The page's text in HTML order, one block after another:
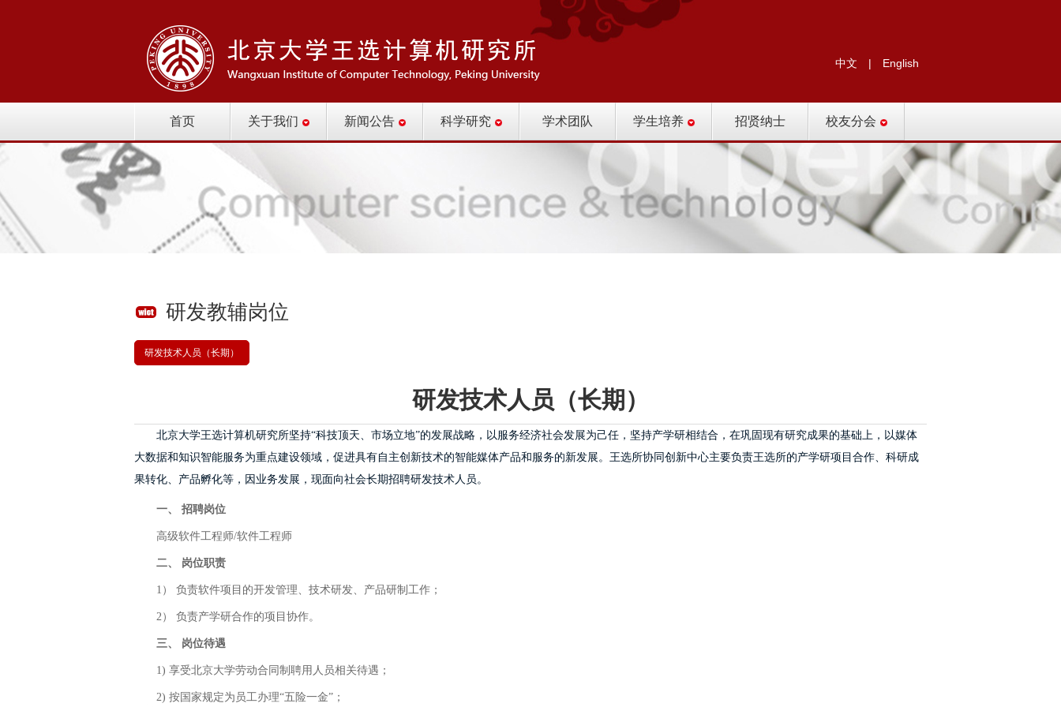
中文 | English
首页 关于我们 新闻公告 科学研究 学术团队 学生培养 招贤纳士 校友分会
研发教辅岗位
研发技术人员（长期）
研发技术人员（长期）
北京大学王选计算机研究所坚持“科技顶天、市场立地”的发展战略，以服务经济社会发展为己任，坚持产学研相结合，在巩固现有研究成果的基础上，以媒体
大数据和知识智能服务为重点建设领域，促进具有自主创新技术的智能媒体产品和服务的新发展。王选所协同创新中心主要负责王选所的产学研项目合作、科研成
果转化、产品孵化等，因业务发展，现面向社会长期招聘研发技术人员。
一、 招聘岗位
高级软件工程师/软件工程师
二、 岗位职责
1） 负责软件项目的开发管理、技术研发、产品研制工作；
2） 负责产学研合作的项目协作。
三、 岗位待遇
1) 享受北京大学劳动合同制聘用人员相关待遇；
2) 按国家规定为员工办理“五险一金”；